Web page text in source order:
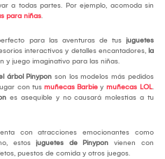
a todas partes. Por ejemplo, acomoda sin
para niñas.
para las aventuras de tus juguetes
interactivos y detalles encantadores, la
y juego imaginativo para las niñas.
árbol Pinypon son los modelos más pedidos
con tus muñecas Barbie y muñecas LOL.
es asequible y no causará molestias a tu
con atracciones emocionantes como
estos juguetes de Pinypon vienen con
puestos de comida y otros juegos.